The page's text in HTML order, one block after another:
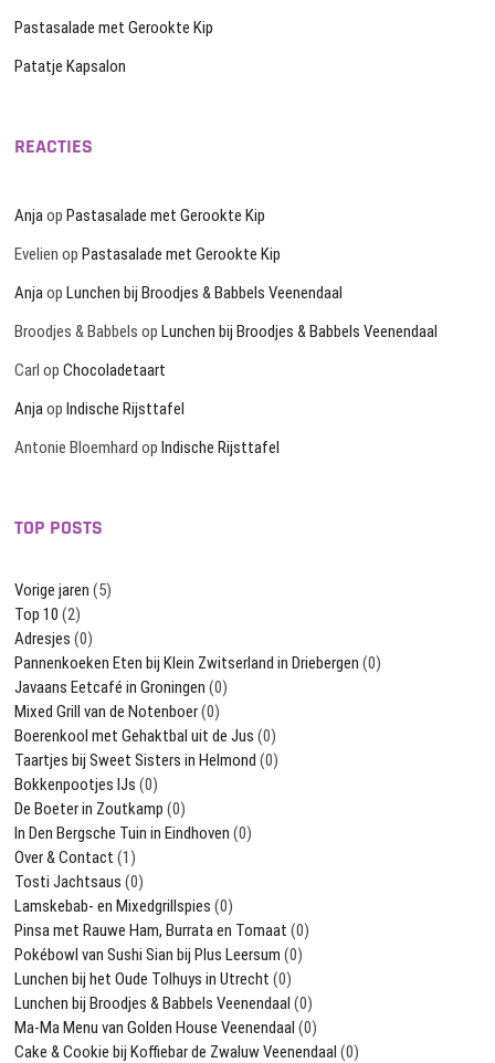
Pastasalade met Gerookte Kip
Patatje Kapsalon
REACTIES
AnjaopPastasalade met Gerookte Kip
Evelien opPastasalade met Gerookte Kip
AnjaopLunchen bij Broodjes & Babbels Veenendaal
Broodjes & Babbels opLunchen bij Broodjes & Babbels Veenendaal
Carl opChocoladetaart
AnjaopIndische Rijsttafel
Antonie Bloemhard opIndische Rijsttafel
TOP POSTS
Vorige jaren (5)
Top 10 (2)
Adresjes (0)
Pannenkoeken Eten bij Klein Zwitserland in Driebergen (0)
Javaans Eetcafé in Groningen (0)
Mixed Grill van de Notenboer(0)
Boerenkool met Gehaktbal uit de Jus (0)
Taartjes bij Sweet Sisters in Helmond (0)
Bokkenpootjes IJs (0)
De Boeter in Zoutkamp (0)
In Den Bergsche Tuin in Eindhoven (0)
Over & Contact (1)
Tosti Jachtsaus (0)
Lamskebab- en Mixedgrillspies (0)
Pinsa met Rauwe Ham, Burrata en Tomaat (0)
Pokébowl van Sushi Sian bij Plus Leersum (0)
Lunchen bij het Oude Tolhuys in Utrecht (0)
Lunchen bij Broodjes & Babbels Veenendaal (0)
Ma-Ma Menu van Golden House Veenendaal (0)
Cake & Cookie bij Koffiebar de Zwaluw Veenendaal (0)